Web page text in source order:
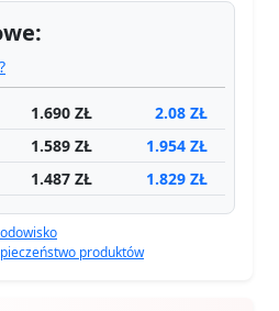
1.690 ZŁ 2.08 ZŁ
1.589 ZŁ 1.954 ZŁ
1.487 ZŁ 1.829 ZŁ
produktów